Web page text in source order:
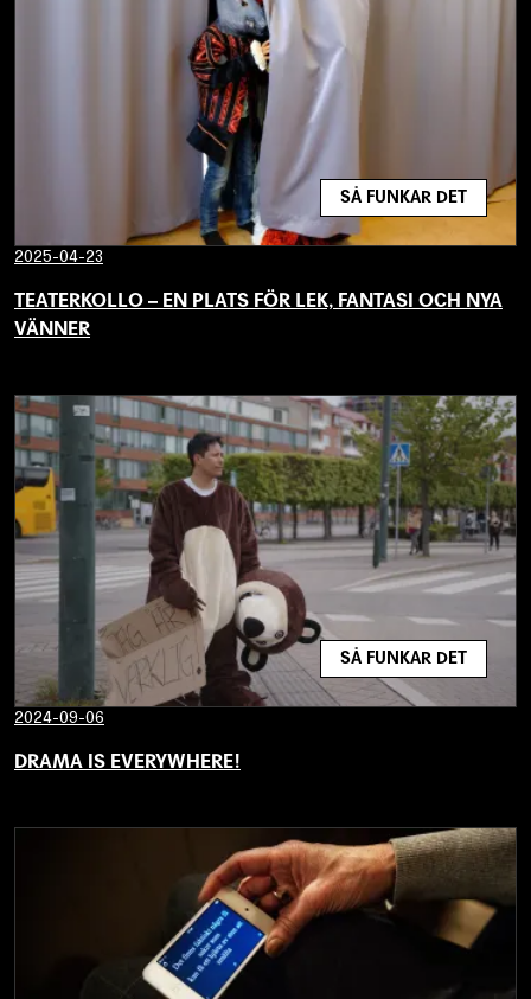
SÅ FUNKAR DET
2025-04-23
TEATERKOLLO – EN PLATS FÖR LEK, FANTASI OCH NYA
VÄNNER
SÅ FUNKAR DET
2024-09-06
DRAMA IS EVERYWHERE!